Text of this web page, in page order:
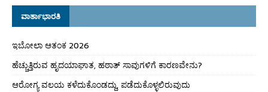
ವಾರ್ತಾಭಾರತಿ
ಇಬೋಲಾ ಆತಂಕ 2026
ಹೆಚ್ಚುತ್ತಿರುವ ಹೃದಯಾಘಾತ, ಹಠಾತ್ ಸಾವುಗಳಿಗೆ ಕಾರಣವೇನು?
ಆರೋಗ್ಯ ವಲಯ ಕಳೆದುಕೊಂಡದ್ದು, ಪಡೆದುಕೊಳ್ಳಲಿರುವುದು